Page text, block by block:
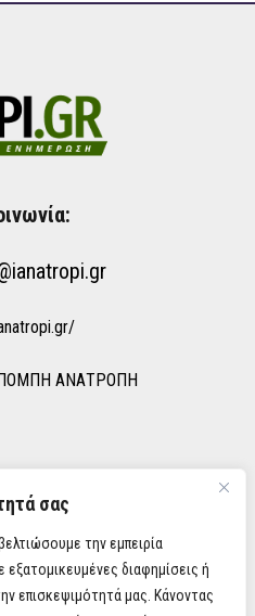
σας
την εμπειρία
διαφημίσεις ή
επισκεψιμότητά μας. Κάνοντας
ΑΝΑΤΡΟΠΗ